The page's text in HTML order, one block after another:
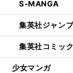
S-MANGA
集英社ジャン
集英社コミッ
少女マンガ